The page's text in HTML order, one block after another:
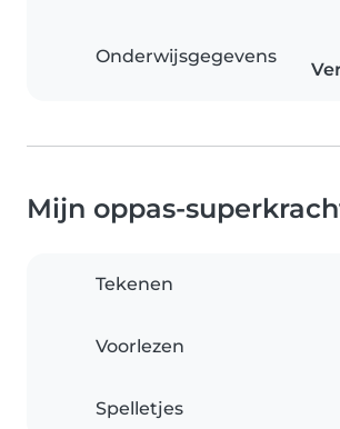
Onderwijsgegevens
Mijn oppas-
Tekenen
Voorlezen
Spelletjes